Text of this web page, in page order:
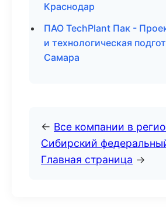
Краснодар
ПАО TechPlant Пак -
и технологическая
Самара
← Все компании в
Сибирский
Главная страница →